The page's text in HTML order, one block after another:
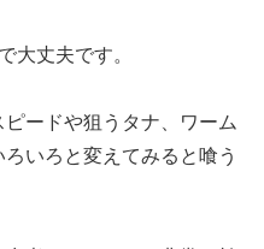
大丈夫です。
ードや狙うタナ、ワーム
いろと変えてみると喰う